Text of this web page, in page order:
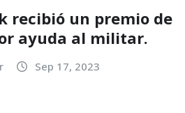
recibió un premio de
ayuda al militar.
Sep 17, 2023